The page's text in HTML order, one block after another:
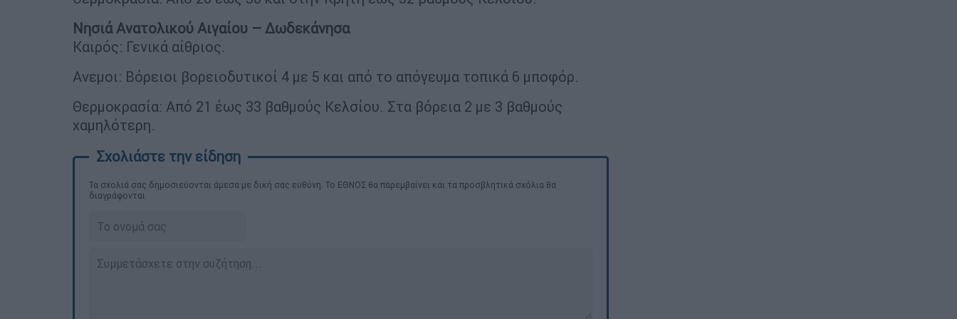
Νησιά Ανατολικού Αιγαίου – Δωδεκάνησα
Καιρός: Γενικά αίθριος.
Ανεμοι: Βόρειοι βορειοδυτικοί 4 με 5 και από το απόγευμα τοπικά 6 μποφόρ.
Θερμοκρασία: Από 21 έως 33 βαθμούς Κελσίου. Στα βόρεια 2 με 3 βαθμούς
χαμηλότερη.
Τα σχολιά σας δημοσιεύονται άμεσα με δική σας ευθύνη. Το ΕΘΝΟΣ θα παρεμβαίνει και τα προσβλητικά σχόλια θα
διαγράφονται